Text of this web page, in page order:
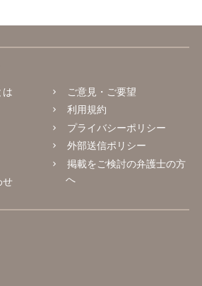
は
せ
ご意見・ご要望
利用規約
プライバシーポリシー
外部送信ポリシー
掲載をご検討の弁護士の方
へ